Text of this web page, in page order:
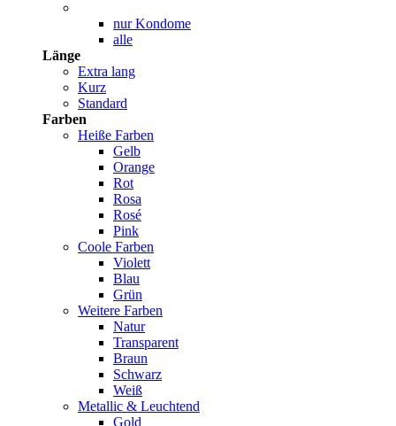
nur Kondome
alle
Länge
Extra lang
Kurz
Standard
Farben
Heiße Farben
Gelb
Orange
Rot
Rosa
Rosé
Pink
Coole Farben
Violett
Blau
Grün
Weitere Farben
Natur
Transparent
Braun
Schwarz
Weiß
Metallic & Leuchtend
Gold